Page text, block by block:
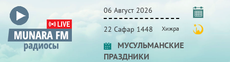
06 Август 2026
22 Сафар 1448 Хижра
МУСУЛЬМАНСКИЕ
ПРАЗДНИКИ